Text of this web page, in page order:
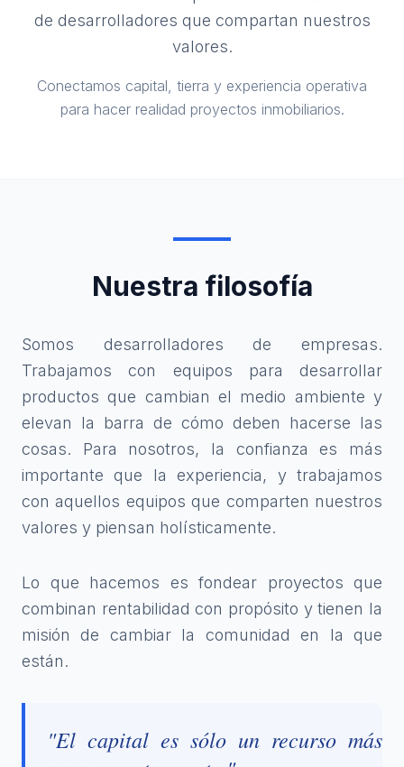
de desarrolladores que compartan nuestros
valores.
Conectamos capital, tierra y experiencia operativa
para hacer realidad proyectos inmobiliarios.
Nuestra filosofía
Somos desarrolladores de empresas.
Trabajamos con equipos para desarrollar
productos que cambian el medio ambiente y
elevan la barra de cómo deben hacerse las
cosas. Para nosotros, la confianza es más
importante que la experiencia, y trabajamos
con aquellos equipos que comparten nuestros
valores y piensan holísticamente.
Lo que hacemos es fondear proyectos que
combinan rentabilidad con propósito y tienen la
misión de cambiar la comunidad en la que
están.
"El capital es sólo un recurso más